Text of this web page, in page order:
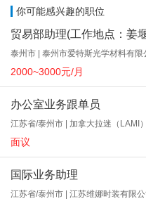
你可能感兴趣的职位
贸易部助理(工作地点：姜
泰州市 | 泰州市爱特斯光学材料有限
2000~3000元/月
办公室业务跟单员
江苏省/泰州市 | 加拿大拉迷（LAMI
面议
国际业务助理
江苏省/泰州市 | 江苏维娜时装有限公